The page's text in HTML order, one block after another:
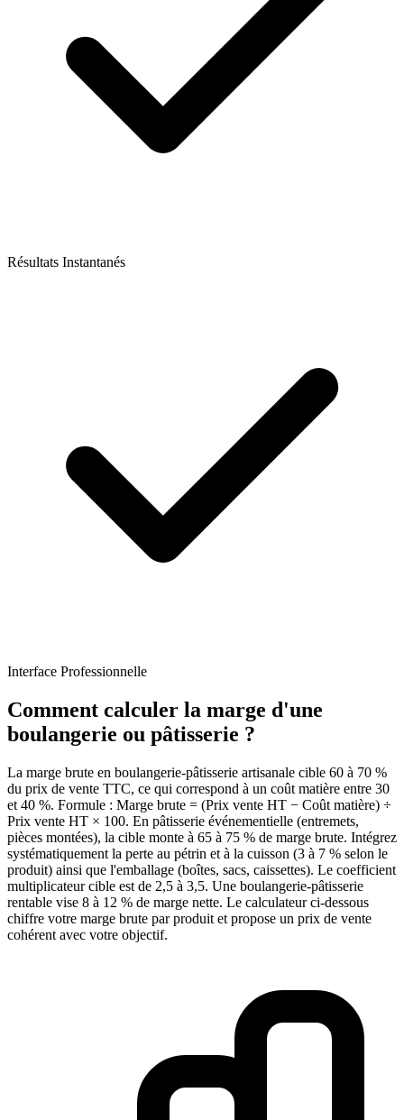
Résultats Instantanés
Interface Professionnelle
Comment calculer la marge d'une
boulangerie ou pâtisserie ?
La marge brute en boulangerie-pâtisserie artisanale cible 60 à 70 %
du prix de vente TTC, ce qui correspond à un coût matière entre 30
et 40 %. Formule : Marge brute = (Prix vente HT − Coût matière) ÷
Prix vente HT × 100. En pâtisserie événementielle (entremets,
pièces montées), la cible monte à 65 à 75 % de marge brute. Intégrez
systématiquement la perte au pétrin et à la cuisson (3 à 7 % selon le
produit) ainsi que l'emballage (boîtes, sacs, caissettes). Le coefficient
multiplicateur cible est de 2,5 à 3,5. Une boulangerie-pâtisserie
rentable vise 8 à 12 % de marge nette. Le calculateur ci-dessous
chiffre votre marge brute par produit et propose un prix de vente
cohérent avec votre objectif.